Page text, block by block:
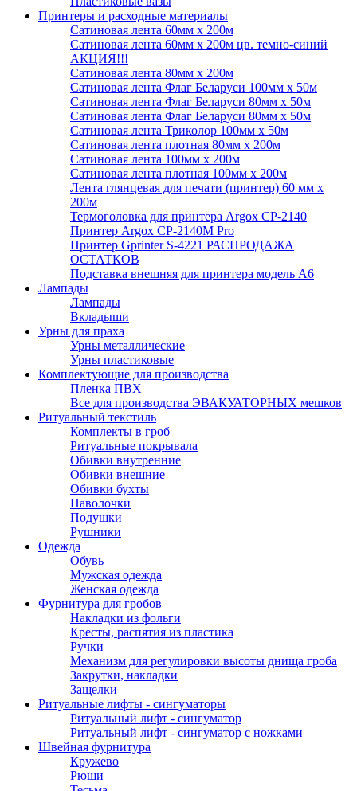
Принтеры и расходные материалы
Сатиновая лента 60мм х 200м
Сатиновая лента 60мм х 200м цв. темно-синий
АКЦИЯ!!!
Сатиновая лента 80мм х 200м
Сатиновая лента Флаг Беларуси 100мм х 50м
Сатиновая лента Флаг Беларуси 80мм х 50м
Сатиновая лента Флаг Беларуси 80мм х 50м
Сатиновая лента Триколор 100мм х 50м
Сатиновая лента плотная 80мм х 200м
Сатиновая лента 100мм х 200м
Сатиновая лента плотная 100мм х 200м
Лента глянцевая для печати (принтер) 60 мм х
200м
Термоголовка для принтера Argox CP-2140
Принтер Argox CP-2140M Pro
Принтер Gprinter S-4221 РАСПРОДАЖА
ОСТАТКОВ
Подставка внешняя для принтера модель А6
Лампады
Лампады
Вкладыши
Урны для праха
Урны металлические
Урны пластиковые
Комплектующие для производства
Пленка ПВХ
Все для производства ЭВАКУАТОРНЫХ мешков
Ритуальный текстиль
Комплекты в гроб
Ритуальные покрывала
Обивки внутренние
Обивки внешние
Обивки бухты
Наволочки
Подушки
Рушники
Одежда
Обувь
Мужская одежда
Женская одежда
Фурнитура для гробов
Накладки из фольги
Кресты, распятия из пластика
Ручки
Механизм для регулировки высоты днища гроба
Закрутки, накладки
Защелки
Ритуальные лифты - сингуматоры
Ритуальный лифт - сингуматор
Ритуальный лифт - сингуматор с ножками
Швейная фурнитура
Кружево
Рюши